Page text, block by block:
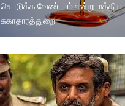
கொடுக்க வேண்டாம் என்று மத்திய
சுகாதாரத்துறை